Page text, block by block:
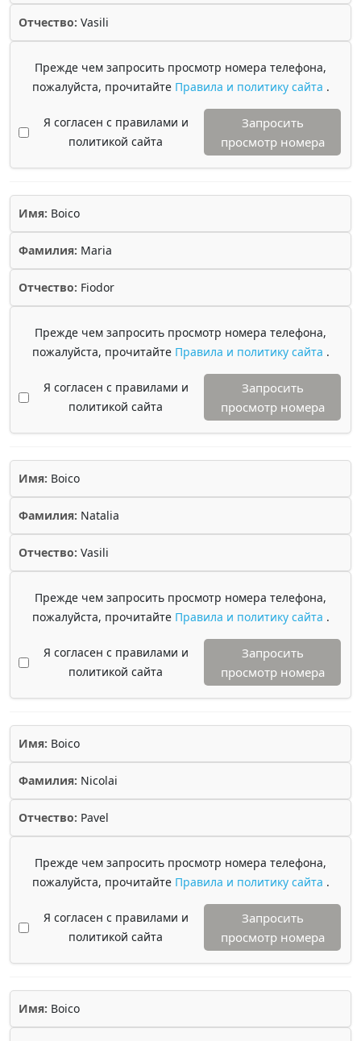
Отчество: Vasili
Прежде чем запросить просмотр номера телефона,
пожалуйста, прочитайте Правила и политику сайта .
Я согласен с правилами и
политикой сайта
Запросить
просмотр номера
Имя: Boico
Фамилия: Maria
Отчество: Fiodor
Прежде чем запросить просмотр номера телефона,
пожалуйста, прочитайте Правила и политику сайта .
Я согласен с правилами и
политикой сайта
Запросить
просмотр номера
Имя: Boico
Фамилия: Natalia
Отчество: Vasili
Прежде чем запросить просмотр номера телефона,
пожалуйста, прочитайте Правила и политику сайта .
Я согласен с правилами и
политикой сайта
Запросить
просмотр номера
Имя: Boico
Фамилия: Nicolai
Отчество: Pavel
Прежде чем запросить просмотр номера телефона,
пожалуйста, прочитайте Правила и политику сайта .
Я согласен с правилами и
политикой сайта
Запросить
просмотр номера
Имя: Boico